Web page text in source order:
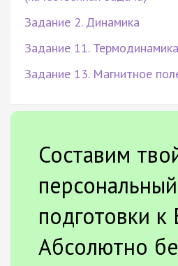
Задание 2. Динамика
Задание 11. Термодинамика
Задание 13. Магнитное
Составим
подготовки к
Абсолютно